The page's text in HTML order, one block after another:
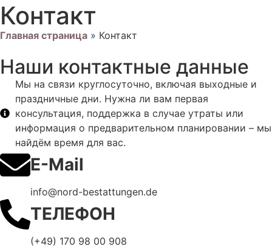
Контакт
Главная страница » Контакт
Наши контактные данные
Мы на связи круглосуточно, включая выходные и
праздничные дни. Нужна ли вам первая
консультация, поддержка в случае утраты или
информация о предварительном планировании – мы
найдём время для вас.
E-Mail
info@nord-bestattungen.de
ТЕЛЕФОН
(+49) 170 98 00 908